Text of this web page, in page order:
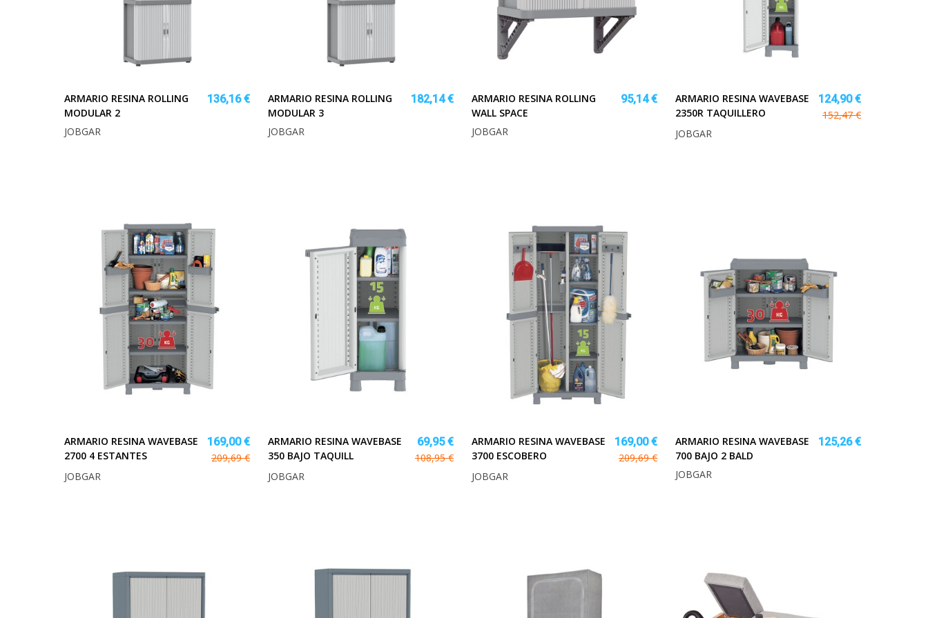
ARMARIO RESINA ROLLING
MODULAR 2
136,16 €
JOBGAR
ARMARIO RESINA ROLLING
MODULAR 3
182,14 €
JOBGAR
ARMARIO RESINA ROLLING
WALL SPACE
95,14 €
JOBGAR
ARMARIO RESINA WAVEBASE
2350R TAQUILLERO
124,90 €
152,47 €
JOBGAR
ARMARIO RESINA WAVEBASE
2700 4 ESTANTES
169,00 €
209,69 €
JOBGAR
ARMARIO RESINA WAVEBASE
350 BAJO TAQUILL
69,95 €
108,95 €
JOBGAR
ARMARIO RESINA WAVEBASE
3700 ESCOBERO
169,00 €
209,69 €
JOBGAR
ARMARIO RESINA WAVEBASE
700 BAJO 2 BALD
125,26 €
JOBGAR